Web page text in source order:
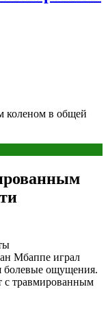
коленом в общей
Мбаппе играл
болевые ощущения.
с травмированным